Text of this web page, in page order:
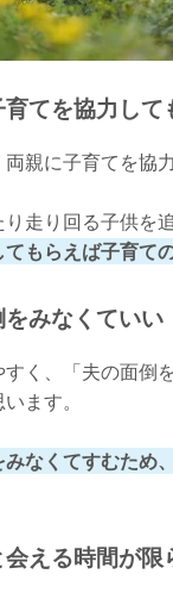
てを協力して
親に子育てを協
走り回る子供を
もらえば子育て
みなくていい
く、「夫の面倒
ます。
みなくてすむため
える時間が限